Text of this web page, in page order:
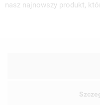
nasz najnowszy produkt,